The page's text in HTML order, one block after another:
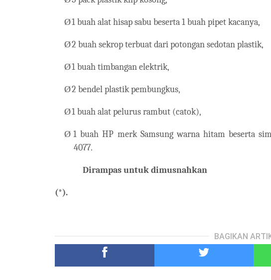
Ø1 buah alat hisap sabu beserta 1 buah pipet kacanya,
Ø2 buah sekrop terbuat dari potongan sedotan plastik,
Ø1 buah timbangan elektrik,
Ø2 bendel plastik pembungkus,
Ø1 buah alat pelurus rambut (catok),
Ø 1 buah HP merk Samsung warna hitam beserta
4077.
Dirampas untuk dimusnahkan
(*).
BAGIKAN